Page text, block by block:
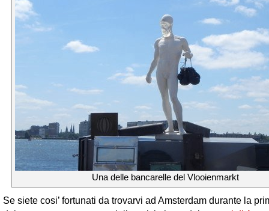
Una delle bancarelle del Vlooienmarkt
Se siete cosi’ fortunati da trovarvi ad Amsterdam durante la